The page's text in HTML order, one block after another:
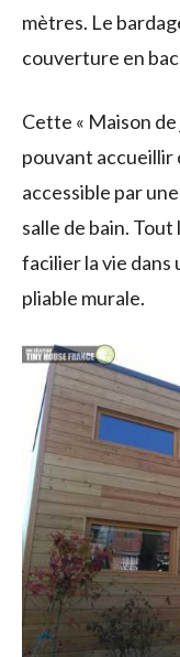
mètres. Le
couverture en
Cette « Maison
pouvant accueillir
accessible par
salle de bain.
facilier la vie dans
pliable murale.